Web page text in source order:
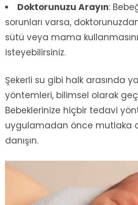
Doktorunuzu Arayın:
sorunları varsa,
sütü veya mama
isteyebilirsiniz.
Şekerli su gibi halk arasında
yöntemleri, bilimsel olarak
Bebeklerinize hiçbir tedavi
uygulamadan önce mutlaka
danışın.